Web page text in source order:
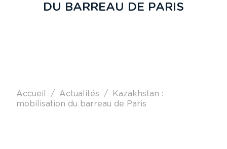
DU BARREAU DE PARIS
Fil d'Ariane
Accueil Actualités
Kazakhstan :
mobilisation du barreau de Paris